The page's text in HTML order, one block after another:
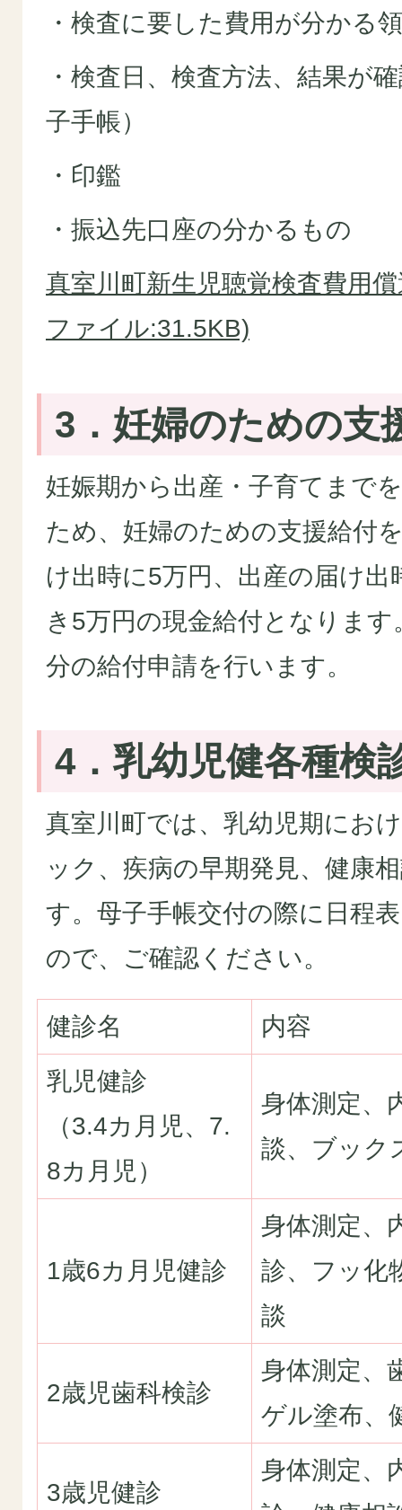
・検査に要した費用が分かる
・検査日、検査方法、結果が
子手帳）
・印鑑
・振込先口座の分かるもの
真室川町新生児聴覚検査費用
ファイル:31.5KB)
3．妊婦のための支
妊娠期から出産・子育てまで
ため、妊婦のための支援給付
け出時に5万円、出産の届け出
き5万円の現金給付となりま
分の給付申請を行います。
4．乳幼児健各種検
真室川町では、乳幼児期にお
ック、疾病の早期発見、健康
す。母子手帳交付の際に日程
ので、ご確認ください。
健診名
内容
乳児健診
（3.4カ月児、7.
8カ月児）
身体測定、
談、ブック
1歳6カ月児健診
身体測定、
診、フッ化
談
2歳児歯科検診
身体測定、
ゲル塗布、
3歳児健診
身体測定、